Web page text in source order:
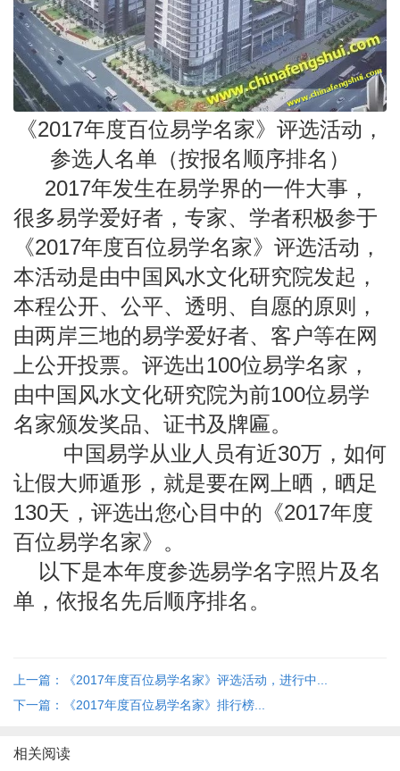
《2017年度百位易学名家》评选活动，
参选人名单 （按报名顺序排名）
2017年发生在易学界的一件大事，
很多易学爱好者，专家、学者积极参于
《2017年度百位易学名家》评选活动，
本活动是由中国风水文化研究院发起，
本程公开、公平、透明、自愿的原则，
由两岸三地的易学爱好者、客户等在网
上公开投票。评选出100位易学名家，
由中国风水文化研究院为前100位易学
名家颁发奖品、证书及牌匾。
中国易学从业人员有近30万，如何
让假大师遁形，就是要在网上晒，晒足
130天，评选出您心目中的《2017年度
百位易学名家》。
以下是本年度参选易学名字照片及名
单，依报名先后顺序排名。
上一篇：《2017年度百位易学名家》评选活动，进行中...
下一篇：《2017年度百位易学名家》排行榜...
相关阅读